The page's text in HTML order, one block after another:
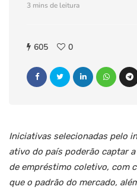
3 mins de leitura
605 0
Iniciativas selecionadas pelo
ativo do país poderão captar
de empréstimo coletivo, com
que o padrão do mercado,